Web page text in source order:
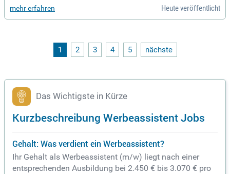
mehr erfahren Heute veröffentlicht
1 2 3 4 5 nächste
Das Wichtigste in Kürze
Kurzbeschreibung Werbeassistent Jobs
Gehalt: Was verdient ein Werbeassistent?
Ihr Gehalt als Werbeassistent (m/w) liegt nach einer
entsprechenden Ausbildung bei 2.450 € bis 3.070 € pro